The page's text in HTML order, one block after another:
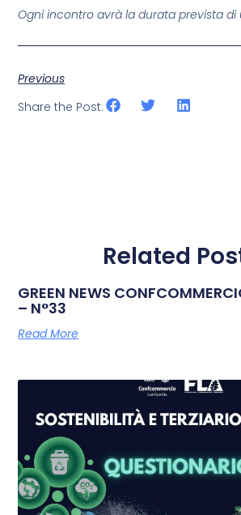
Ogni incontro avrà la durata prevista di
Previous
Share the Post:
Related
GREEN NEWS
– N°33
Read More